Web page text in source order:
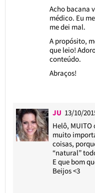
Acho bacana
médico. Eu
me dei mal.
A propósito,
que leio!
conteúdo.
Abraços!
JU 13/10/
Helô,
muito
coisas,
“natural”
E que bom
Beijos <3